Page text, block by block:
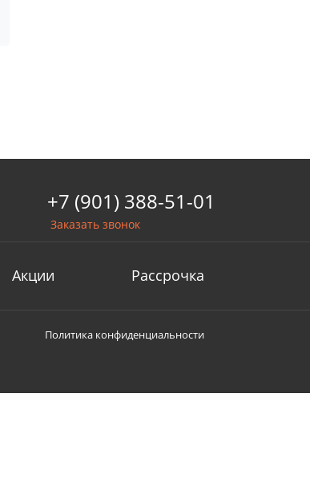
+7 (901) 388-51-01
Заказать звонок
Акции Рассрочка
Политика конфиденциальности